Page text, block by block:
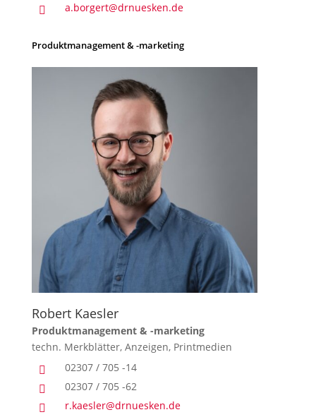
 a.borgert@drnuesken.de
Produktmanagement & -marketing
Robert Kaesler
Produktmanagement & -marketing
techn. Merkblätter, Anzeigen, Printmedien
 02307 / 705 -14
 02307 / 705 -62
 r.kaesler@drnuesken.de